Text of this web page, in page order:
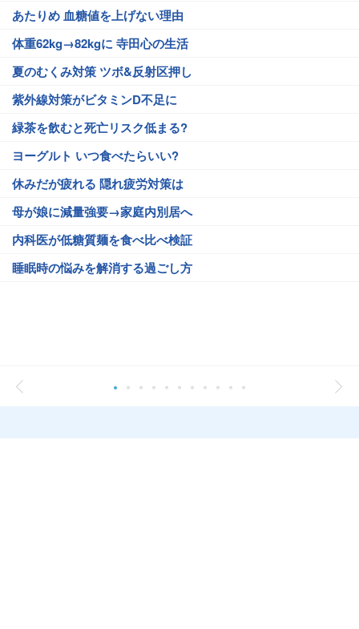
あたりめ 血糖値を上げない理由
体重62kg→82kgに 寺田心の生活
夏のむくみ対策 ツボ&反射区押し
紫外線対策がビタミンD不足に
緑茶を飲むと死亡リスク低まる?
ヨーグルト いつ食べたらいい?
休みだが疲れる 隠れ疲労対策は
母が娘に減量強要→家庭内別居へ
内科医が低糖質麺を食べ比べ検証
睡眠時の悩みを解消する過ごし方